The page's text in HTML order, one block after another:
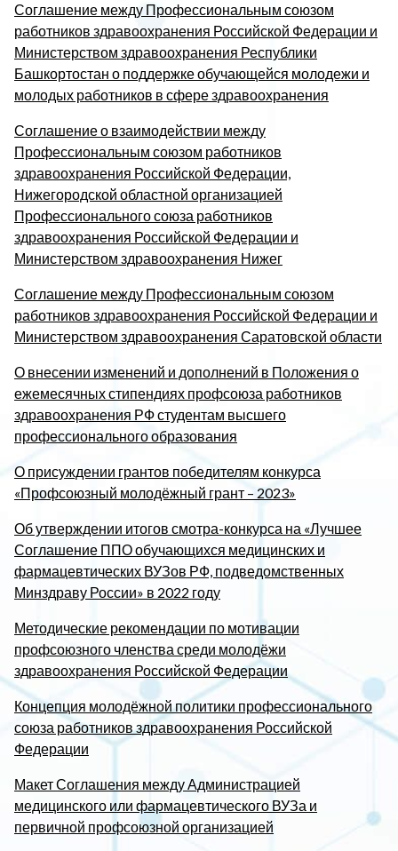
Соглашение между Профессиональным союзом
работников здравоохранения Российской Федерации и
Министерством здравоохранения Республики
Башкортостан о поддержке обучающейся молодежи и
молодых работников в сфере здравоохранения
Соглашение о взаимодействии между
Профессиональным союзом работников
здравоохранения Российской Федерации,
Нижегородской областной организацией
Профессионального союза работников
здравоохранения Российской Федерации и
Министерством здравоохранения Нижег
Соглашение между Профессиональным союзом
работников здравоохранения Российской Федерации и
Министерством здравоохранения Саратовской области
О внесении изменений и дополнений в Положения о
ежемесячных стипендиях профсоюза работников
здравоохранения РФ студентам высшего
профессионального образования
О присуждении грантов победителям конкурса
«Профсоюзный молодёжный грант – 2023»
Об утверждении итогов смотра-конкурса на «Лучшее
Соглашение ППО обучающихся медицинских и
фармацевтических ВУЗов РФ, подведомственных
Минздраву России» в 2022 году
Методические рекомендации по мотивации
профсоюзного членства среди молодёжи
здравоохранения Российской Федерации
Концепция молодёжной политики профессионального
союза работников здравоохранения Российской
Федерации
Макет Соглашения между Администрацией
медицинского или фармацевтического ВУЗа и
первичной профсоюзной организацией